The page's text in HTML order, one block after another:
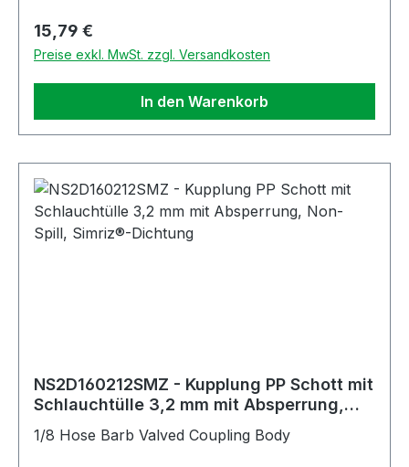
Regulärer Preis:
15,79 €
Preise exkl. MwSt. zzgl. Versandkosten
In den Warenkorb
NS2D160212SMZ - Kupplung PP Schott mit
Schlauchtülle 3,2 mm mit Absperrung,
1/8 Hose Barb Valved Coupling Body